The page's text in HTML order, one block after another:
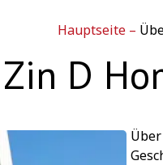
Hauptseite –
D